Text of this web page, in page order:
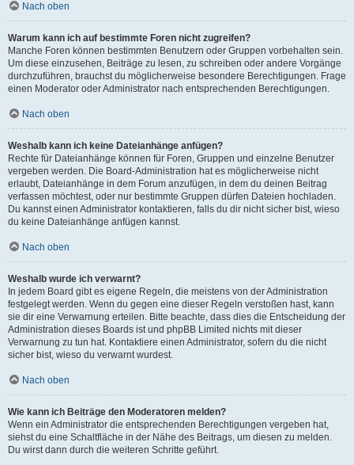
Nach oben
Warum kann ich auf bestimmte Foren nicht zugreifen?
Manche Foren können bestimmten Benutzern oder Gruppen vorbehalten sein.
Um diese einzusehen, Beiträge zu lesen, zu schreiben oder andere Vorgänge
durchzuführen, brauchst du möglicherweise besondere Berechtigungen. Frage
einen Moderator oder Administrator nach entsprechenden Berechtigungen.
Nach oben
Weshalb kann ich keine Dateianhänge anfügen?
Rechte für Dateianhänge können für Foren, Gruppen und einzelne Benutzer
vergeben werden. Die Board-Administration hat es möglicherweise nicht
erlaubt, Dateianhänge in dem Forum anzufügen, in dem du deinen Beitrag
verfassen möchtest, oder nur bestimmte Gruppen dürfen Dateien hochladen.
Du kannst einen Administrator kontaktieren, falls du dir nicht sicher bist, wieso
du keine Dateianhänge anfügen kannst.
Nach oben
Weshalb wurde ich verwarnt?
In jedem Board gibt es eigene Regeln, die meistens von der Administration
festgelegt werden. Wenn du gegen eine dieser Regeln verstoßen hast, kann
sie dir eine Verwarnung erteilen. Bitte beachte, dass dies die Entscheidung der
Administration dieses Boards ist und phpBB Limited nichts mit dieser
Verwarnung zu tun hat. Kontaktiere einen Administrator, sofern du die nicht
sicher bist, wieso du verwarnt wurdest.
Nach oben
Wie kann ich Beiträge den Moderatoren melden?
Wenn ein Administrator die entsprechenden Berechtigungen vergeben hat,
siehst du eine Schaltfläche in der Nähe des Beitrags, um diesen zu melden.
Du wirst dann durch die weiteren Schritte geführt.